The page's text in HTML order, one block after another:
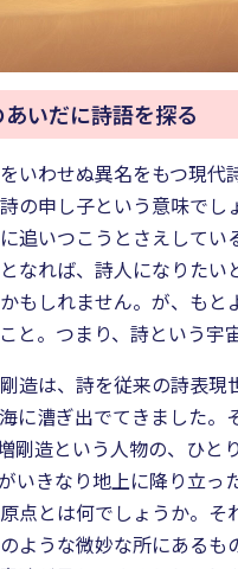
あいだに詩語を探る
いわせぬ異名をもつ現
の申し子という意味で
追いつこうとさえして
なれば、詩人になりた
もしれません。が、も
と。つまり、詩という宇
造は、詩を従来の詩表
に漕ぎ出でてきました
剛造という人物の、ひ
いきなり地上に降り立
点とは何でしょうか。
ような微妙な所にある